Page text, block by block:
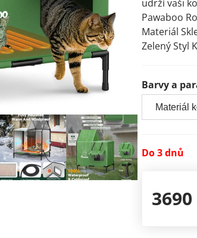
udrží vaši
Pawaboo
Materiál
Zelený Styl
Barvy a
Do 3 dnů
3690